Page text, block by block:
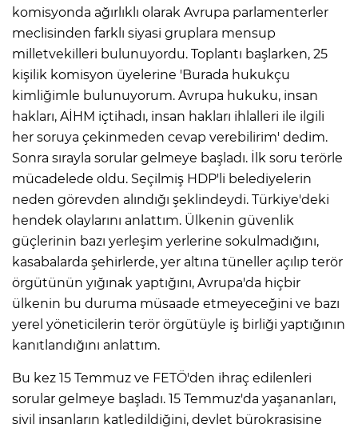
komisyonda ağırlıklı olarak Avrupa parlamenterler
meclisinden farklı siyasi gruplara mensup
milletvekilleri bulunuyordu. Toplantı başlarken, 25
kişilik komisyon üyelerine 'Burada hukukçu
kimliğimle bulunuyorum. Avrupa hukuku, insan
hakları, AİHM içtihadı, insan hakları ihlalleri ile ilgili
her soruya çekinmeden cevap verebilirim' dedim.
Sonra sırayla sorular gelmeye başladı. İlk soru terörle
mücadelede oldu. Seçilmiş HDP'li belediyelerin
neden görevden alındığı şeklindeydi. Türkiye'deki
hendek olaylarını anlattım. Ülkenin güvenlik
güçlerinin bazı yerleşim yerlerine sokulmadığını,
kasabalarda şehirlerde, yer altına tüneller açılıp terör
örgütünün yığınak yaptığını, Avrupa'da hiçbir
ülkenin bu duruma müsaade etmeyeceğini ve bazı
yerel yöneticilerin terör örgütüyle iş birliği yaptığının
kanıtlandığını anlattım.
Bu kez 15 Temmuz ve FETÖ'den ihraç edilenleri
sorular gelmeye başladı. 15 Temmuz'da yaşananları,
sivil insanların katledildiğini, devlet bürokrasisine